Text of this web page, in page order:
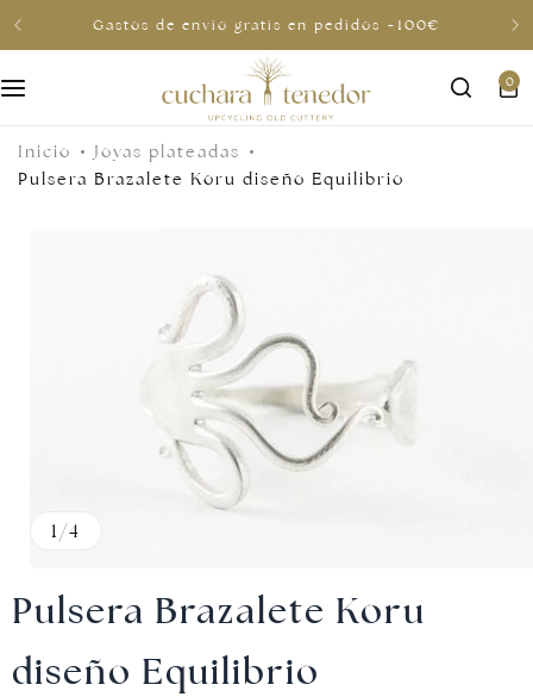
Gastos de envio gratis en pedidos +100€
0
Inicio
Joyas plateadas
Pulsera Brazalete Koru diseño Equilibrio
1 /4
Pulsera Brazalete Koru
diseño Equilibrio
Joyas doradas
Para él
Por menos de 30€
Tarjetas regalo